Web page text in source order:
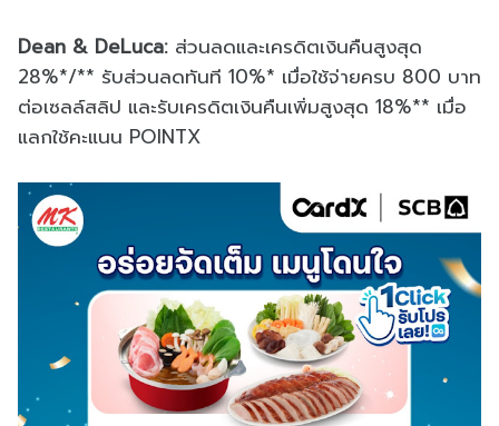
Dean & DeLuca: ส่วนลดและเครดิตเงินคืนสูงสุด
28%*/** รับส่วนลดทันที 10%* เมื่อใช้จ่ายครบ 800 บาท
ต่อเซลล์สลิป และรับเครดิตเงินคืนเพิ่มสูงสุด 18%** เมื่อ
แลกใช้คะแนน POINTX